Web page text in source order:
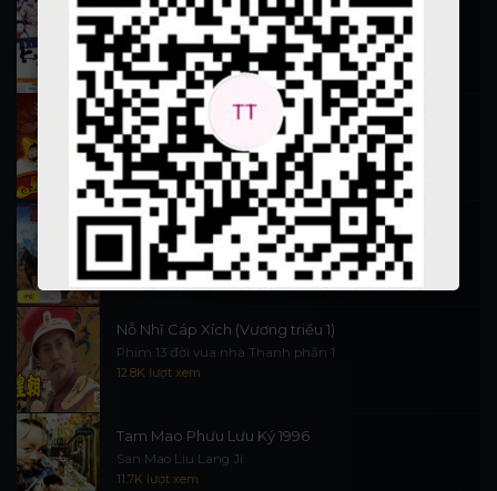
Thi Công Kỳ Án 1997
施公奇案 1997
90.1K lượt xem
Thần Tài Đến 1999
Thần Tài Truyền Kỳ 1999
16.6K lượt xem
Hiệp Sĩ Vượt Thời Gian 1999 (trọn bộ)
Hiệp Sĩ Vượt Thời Gian 1999
16.3K lượt xem
Nỗ Nhĩ Cáp Xích (Vương triều 1)
Phim 13 đời vua nhà Thanh phần 1
12.8K lượt xem
Tam Mao Phưu Lưu Ký 1996
San Mao Liu Lang Ji
11.7K lượt xem